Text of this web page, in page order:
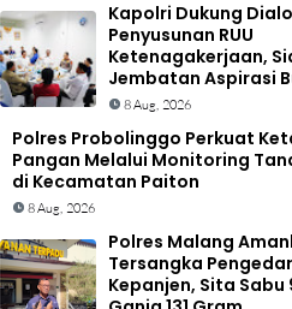
Kapolri Dukung
Penyusunan RUU
Ketenagakerjaan,
Jembatan Aspirasi
8 Aug, 2026
Polres Probolinggo Perkuat
Pangan Melalui Monitoring
di Kecamatan Paiton
8 Aug, 2026
Polres Malang
Tersangka
Kepanjen, Sita Sabu